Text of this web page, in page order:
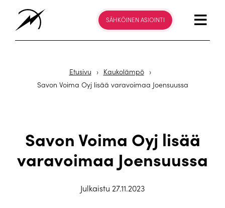
SÄHKÖINEN ASIOINTI
Etusivu › Kaukolämpö
›
Savon Voima Oyj lisää varavoimaa Joensuussa
Savon Voima Oyj lisää
varavoimaa Joensuussa
Julkaistu 27.11.2023